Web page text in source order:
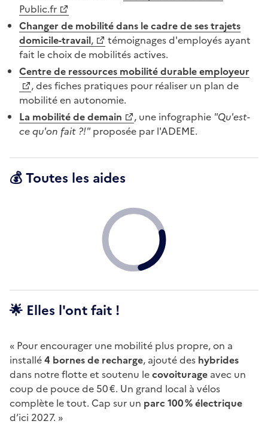
Public.fr
Changer de mobilité dans le cadre de ses trajets
domicile-travail,
témoignages d'employés ayant
fait le choix de mobilités actives.
Centre de ressources mobilité durable employeur
, des fiches pratiques pour réaliser un plan de
mobilité en autonomie.
La mobilité de demain
, une infographie "Qu'est-
ce qu'on fait ?!"proposée par l'ADEME.
💰 Toutes les aides
🌟 Elles l'ont fait !
« Pour encourager une mobilité plus propre, on a
installé4 bornes de recharge, ajouté des hybrides
dans notre flotte et soutenu lecovoiturage avec un
coup de pouce de 50 €. Un grand local à vélos
complète le tout. Cap sur un parc 100 % électrique
d’ici 2027. »